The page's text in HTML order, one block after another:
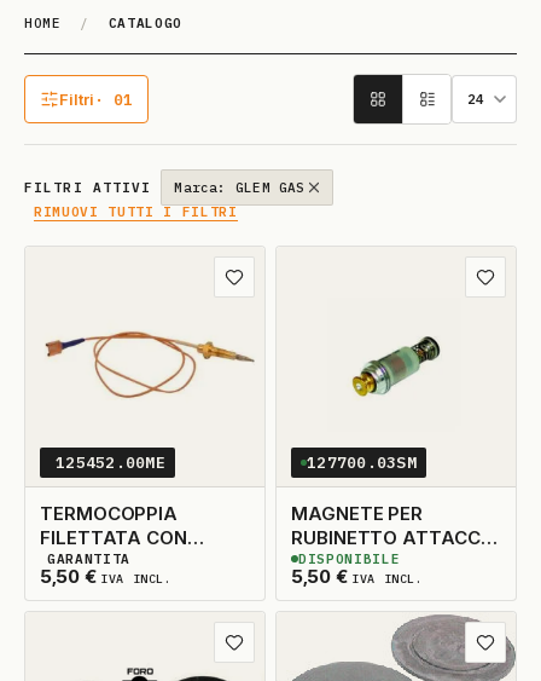
HOME / CATALOGO
Catalogo
Filtri · 01
1 filtro attivo
FILTRI ATTIVI
Marca: GLEM GAS
RIMUOVI TUTTI I FILTRI
Aggiungi ai preferiti
125452.00ME
TERMOCOPPIA
FILETTATA CON
FASTON + OC .90CM
D.6X0.75
5,50 € IVA INCL.
40DISPONIBILI
GARANTITA
127700.03SM
MAGNETE PER
RUBINETTO ATTACCO
A INNESTO
5,50 € IVA INCL.
5DISPONIBILI
DISPONIBILE
Aggiungi ai preferiti